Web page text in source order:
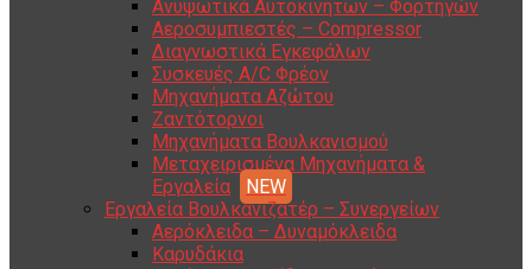
Ανυψωτικά Αυτοκινήτων – Φορτηγών
Αεροσυμπιεστές – Compressor
Διαγνωστικά Εγκεφάλων
Συσκευές A/C Φρέον
Μηχανήματα Αζώτου
Ζαντότορνοι
Μηχανήματα Βουλκανισμού
Μεταχειρισμένα Μηχανήματα &
Εργαλεία
Εργαλεία Βουλκανιζατέρ – Συνεργείων
Αερόκλειδα – Δυναμόκλειδα
Καρυδάκια